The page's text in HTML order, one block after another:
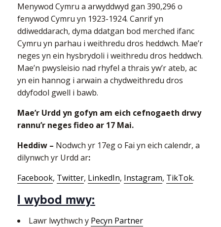
Menywod Cymru a arwyddwyd gan 390,296 o
fenywod Cymru yn 1923-1924. Canrif yn
ddiweddarach, dyma ddatgan bod merched ifanc
Cymru yn parhau i weithredu dros heddwch. Mae’r
neges yn ein hysbrydoli i weithredu dros heddwch.
Mae’n pwysleisio nad rhyfel a thrais yw’r ateb, ac
yn ein hannog i arwain a chydweithredu dros
ddyfodol gwell i bawb.
Mae’r Urdd yn gofyn am eich cefnogaeth drwy
rannu’r neges fideo ar 17 Mai.
Heddiw – Nodwch yr 17eg o Fai yn eich calendr, a
dilynwch yr Urdd ar:
Facebook, Twitter, LinkedIn, Instagram, TikTok.
I wybod mwy:
Lawr lwythwch y Pecyn Partner